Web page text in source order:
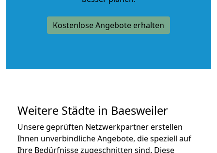
Kostenlose Angebote erhalten
Weitere Städte in Baesweiler
Unsere geprüften Netzwerkpartner erstellen
Ihnen unverbindliche Angebote, die speziell auf
Ihre Bedürfnisse zugeschnitten sind. Diese